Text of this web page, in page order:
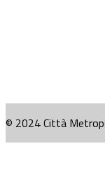
© 2024 Città